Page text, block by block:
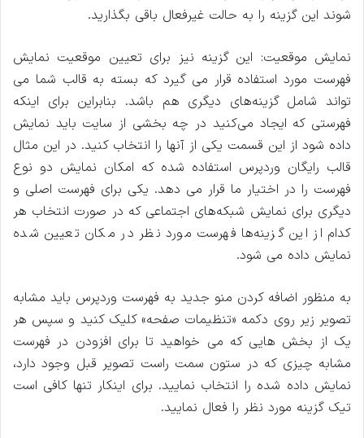
شوند این گزینه را به حالت غیرفعال باقی بگذارید.
نمایش موقعیت: این گزینه نیز برای تعیین موقعیت نمایش
فهرست مورد استفاده قرار می گیرد که بسته به قالب شما می
تواند شامل گزینه‌های دیگری هم باشد. بنابراین برای اینکه
فهرستی که ایجاد می‌کنید در چه بخشی از سایت باید نمایش
داده شود از این قسمت یکی از آنها را انتخاب کنید. در این مثال
قالب رایگان وردپرس استفاده شده که امکان نمایش دو نوع
فهرست را در اختیار ما قرار می دهد. یکی برای فهرست اصلی و
دیگری برای نمایش شبکه‌های اجتماعی که در صورت انتخاب هر
کدام از این گزینه‌ها فهرست مورد نظر در مکان تعیین شده
نمایش داده می شود.
به منظور اضافه کردن منو جدید به فهرست وردپرس باید مشابه
تصویر زیر روی دکمه «تنظیمات صفحه» کلیک کنید و سپس هر
یک از بخش‌ هایی که می خواهید تا برای افزودن در فهرست
مشابه چیزی که در ستون سمت راست تصویر قبل وجود دارد،
نمایش داده شده را انتخاب نمایید. برای اینکار تنها کافی است
تیک گزینه مورد نظر را فعال نمایید.